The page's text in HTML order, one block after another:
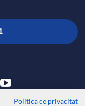
Política de privacitat